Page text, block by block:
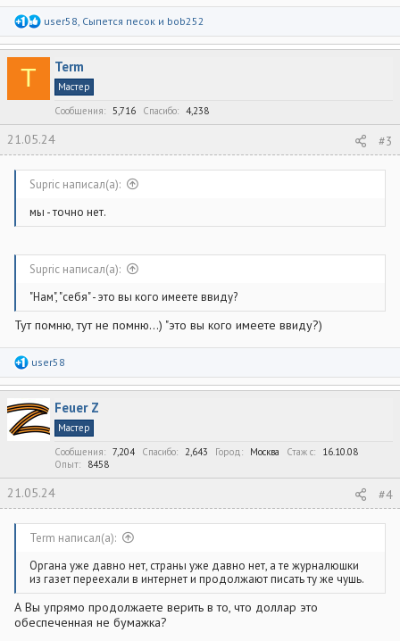
Р
а
к
user58 Сыпется песок и bob252
T Term
Мастер
Сообщения
5,716 Спасибо 4,238
21.05.24 #3
Supric написал(а):
мы - точно нет.
Supric написал(а):
"Нам", "себя" - это вы кого имеете ввиду?
Тут помню, тут не помню...) "это вы кого имеете ввиду?)
Р
а
ц
и
и
user58
Feuer Z
Мастер
Сообщения
7,204 Спасибо 2,643 Город Москва Стаж c
16.10.08
Опыт
8458
21.05.24 #4
Term написал(а):
Органа уже давно нет, страны уже давно нет, а те журналюшки
из газет переехали в интернет и продолжают писать ту же чушь.
А Вы упрямо продолжаете верить в то, что доллар это
обеспеченная не бумажка?